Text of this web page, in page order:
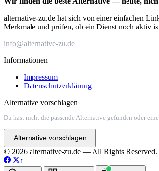
alternative-zu.de hat sich von einer einfachen
Merkmale und prüfen, ob ein Dienst noch aktiv
info@alternative-zu.de
Informationen
Impressum
Datenschutzerklärung
Alternative vorschlagen
Du hast nicht die passende Alternative gefunden oder
Alternative vorschlagen
© 2026 alternative-zu.de — All Rights Reserved.
↑